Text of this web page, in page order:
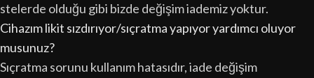
stelerde olduğu gibi bizde değişim iademiz yoktur.
Cihazım likit sızdırıyor/sıçratma yapıyor yardımcı oluyor
musunuz?
Sıçratma sorunu kullanım hatasıdır, iade değişim